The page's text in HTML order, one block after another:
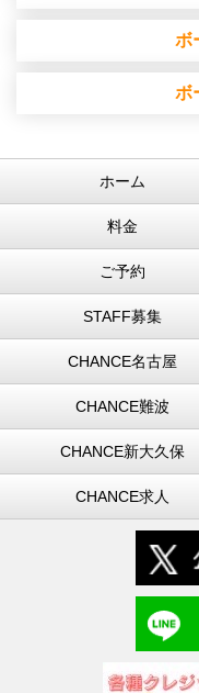
ボ
ボ
ホーム
料金
ご予約
STAFF募集
CHANCE名古屋
CHANCE難波
CHANCE新大久保
CHANCE求人